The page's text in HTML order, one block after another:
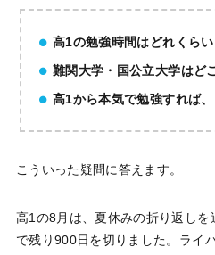
高1の勉強時間はどれくらい
難関大学・国公立大学はど
高1から本気で勉強すれば
こういった疑問に答えます。
高1の8月は、夏休みの折り返しを
で残り900日を切りました。ライ